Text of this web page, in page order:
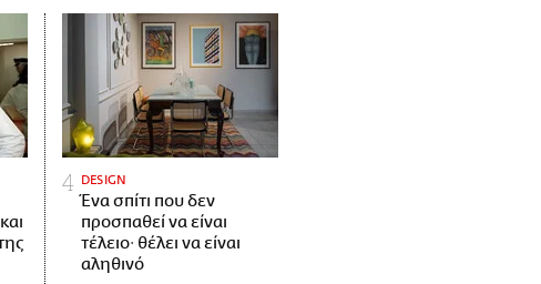
DESIGN
Ένα σπίτι που δεν
προσπαθεί να είναι
τέλειο· θέλει να είναι
αληθινό